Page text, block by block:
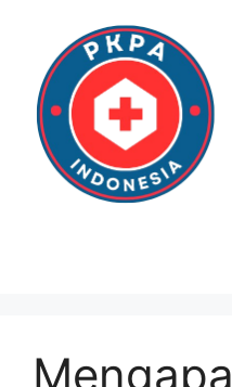
content
Mengapa